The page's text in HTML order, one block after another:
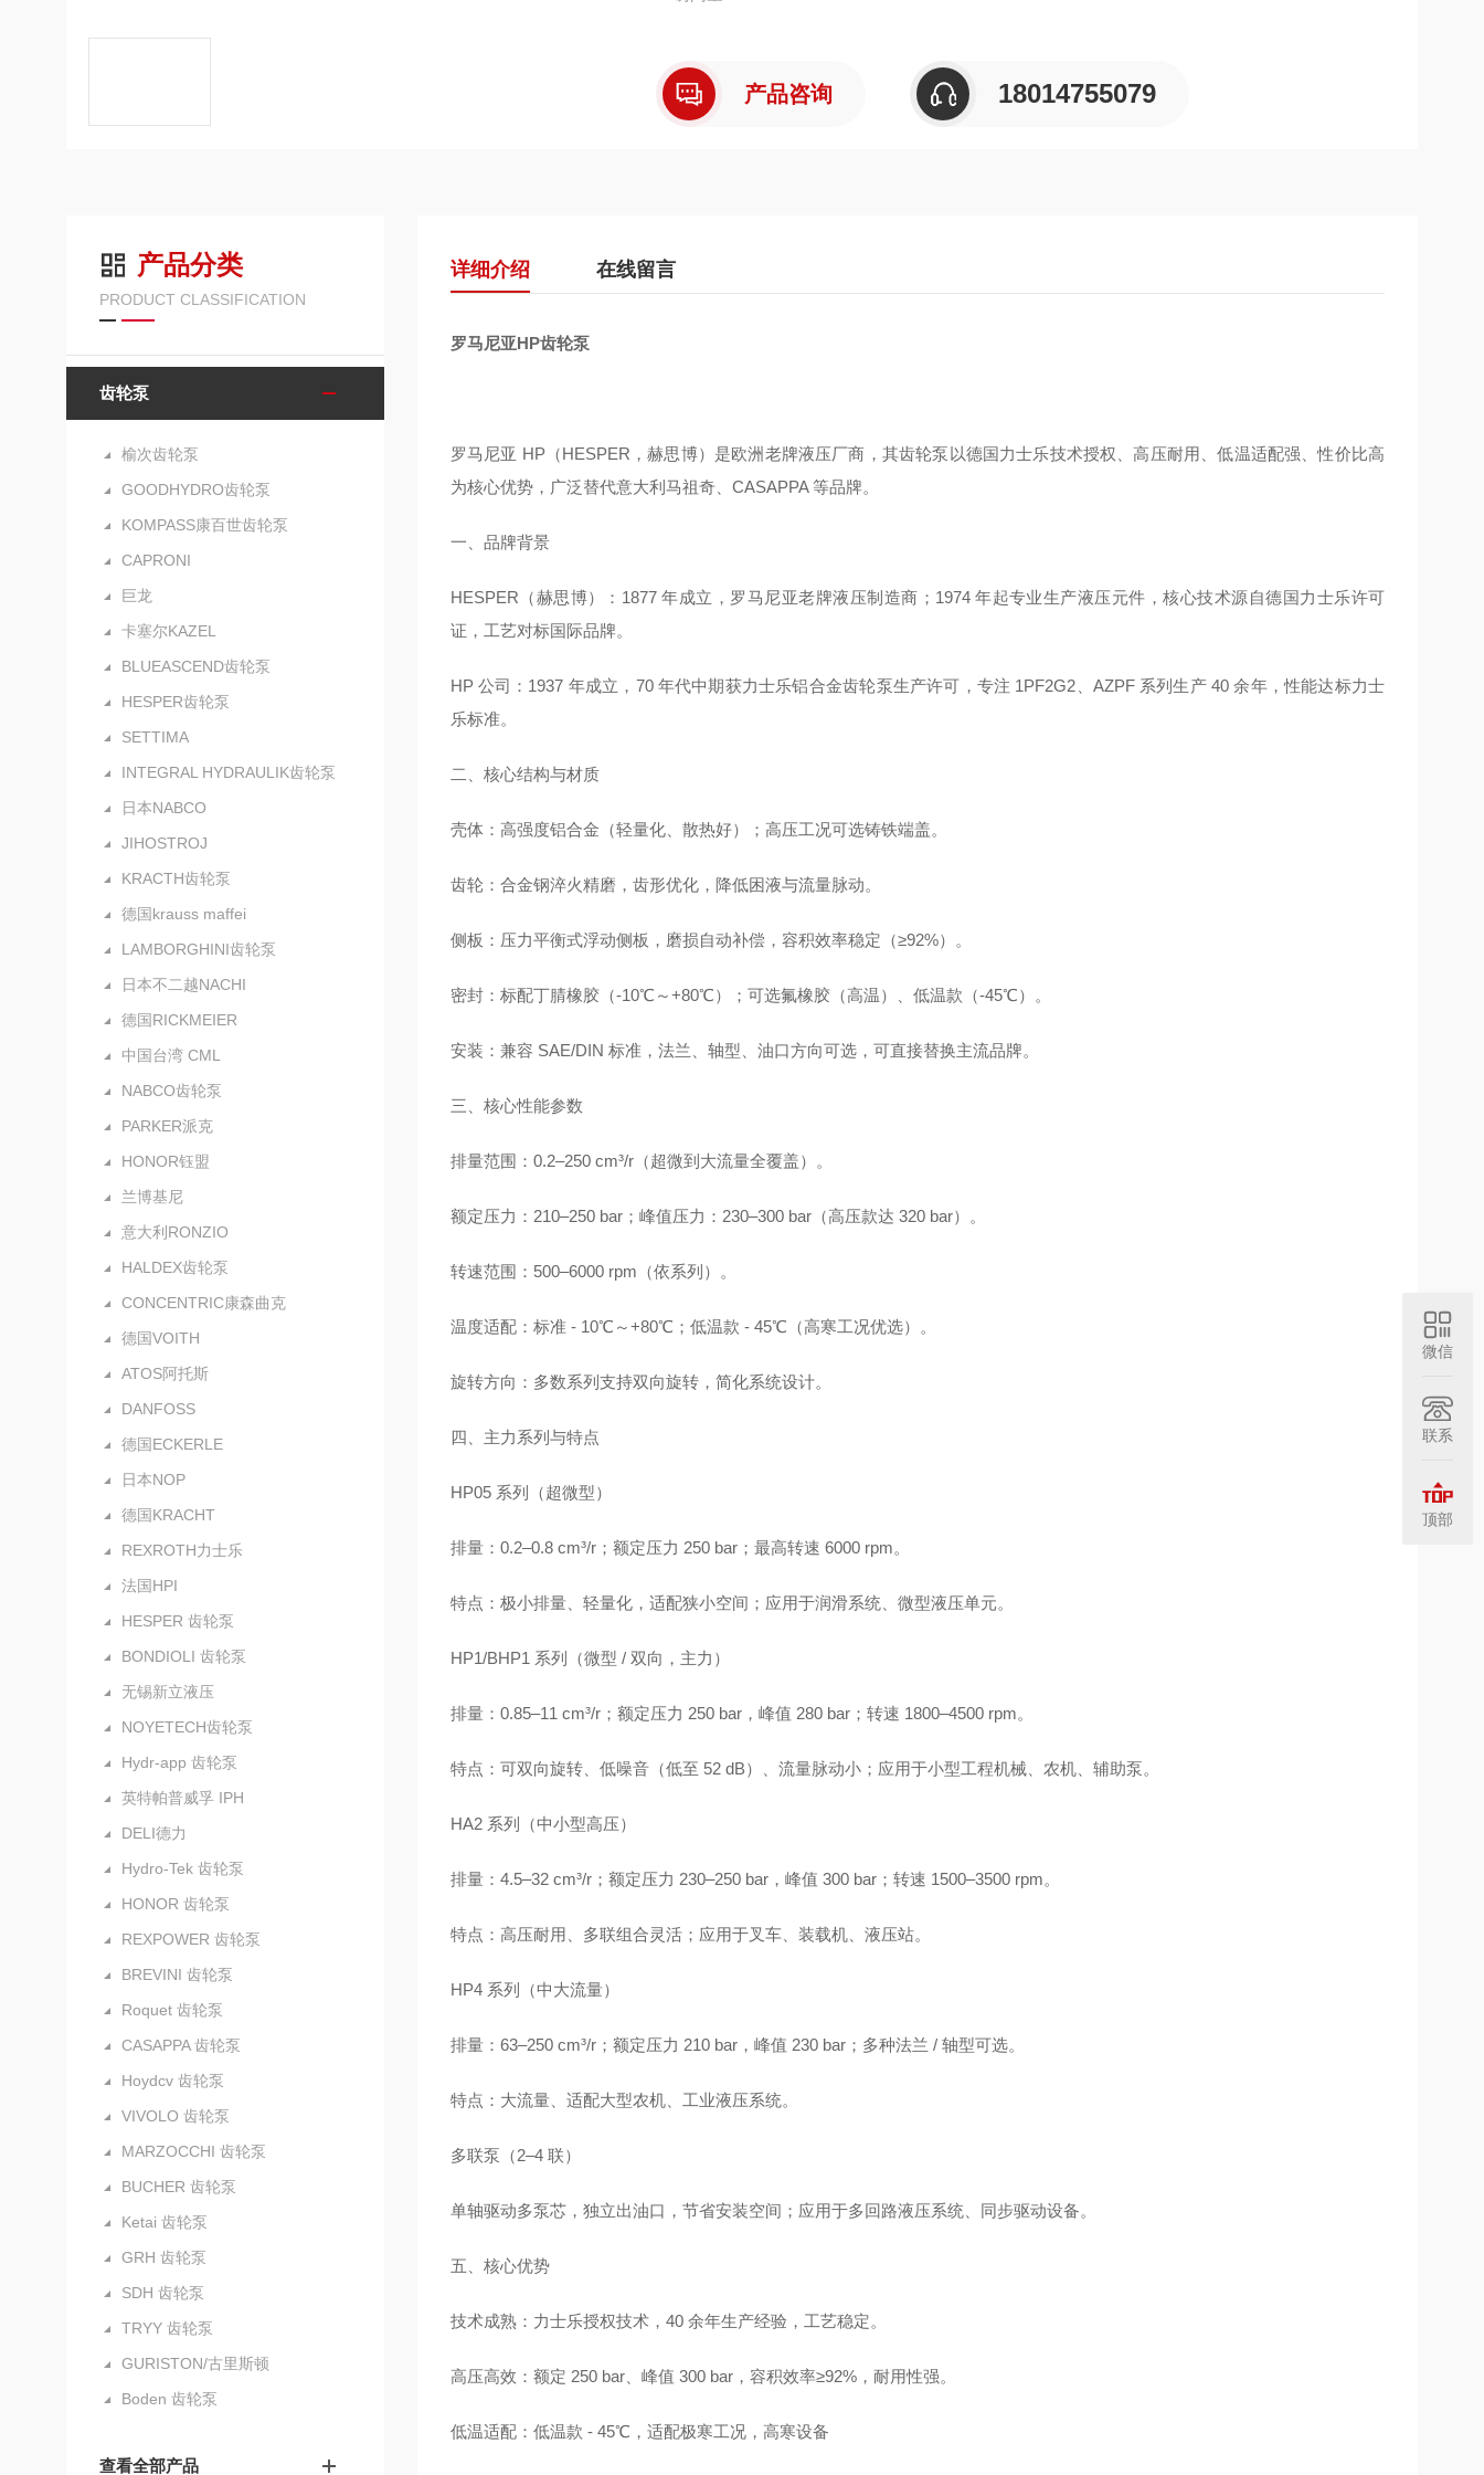
产品咨询 18014755079
产品分类
PRODUCT CLASSIFICATION
齿轮泵
榆次齿轮泵
GOODHYDRO齿轮泵
KOMPASS康百世齿轮泵
CAPRONI
巨龙
卡塞尔KAZEL
BLUEASCEND齿轮泵
HESPER齿轮泵
SETTIMA
INTEGRAL HYDRAULIK齿轮泵
日本NABCO
JIHOSTROJ
KRACTH齿轮泵
德国krauss maffei
LAMBORGHINI齿轮泵
日本不二越NACHI
德国RICKMEIER
中国台湾 CML
NABCO齿轮泵
PARKER派克
HONOR钰盟
兰博基尼
意大利RONZIO
HALDEX齿轮泵
CONCENTRIC康森曲克
德国VOITH
ATOS阿托斯
DANFOSS
德国ECKERLE
日本NOP
德国KRACHT
REXROTH力士乐
法国HPI
HESPER 齿轮泵
BONDIOLI 齿轮泵
无锡新立液压
NOYETECH齿轮泵
Hydr-app 齿轮泵
英特帕普威孚 IPH
DELI德力
Hydro-Tek 齿轮泵
HONOR 齿轮泵
REXPOWER 齿轮泵
BREVINI 齿轮泵
Roquet 齿轮泵
CASAPPA 齿轮泵
Hoydcv 齿轮泵
VIVOLO 齿轮泵
MARZOCCHI 齿轮泵
BUCHER 齿轮泵
Ketai 齿轮泵
GRH 齿轮泵
SDH 齿轮泵
TRYY 齿轮泵
GURISTON/古里斯顿
Boden 齿轮泵
查看全部产品
详细介绍 在线留言
罗马尼亚HP齿轮泵
罗马尼亚 HP（HESPER，赫思博）是欧洲老牌液压厂商，其齿轮泵以德国力士乐技术授权、高压耐用、低温适配强、性价比高
为核心优势，广泛替代意大利马祖奇、CASAPPA 等品牌。
一、品牌背景
HESPER（赫思博）：1877 年成立，罗马尼亚老牌液压制造商；1974 年起专业生产液压元件，核心技术源自德国力士乐许可
证，工艺对标国际品牌。
HP 公司：1937 年成立，70 年代中期获力士乐铝合金齿轮泵生产许可，专注 1PF2G2、AZPF 系列生产 40 余年，性能达标力士
乐标准。
二、核心结构与材质
壳体：高强度铝合金（轻量化、散热好）；高压工况可选铸铁端盖。
齿轮：合金钢淬火精磨，齿形优化，降低困液与流量脉动。
侧板：压力平衡式浮动侧板，磨损自动补偿，容积效率稳定（≥92%）。
密封：标配丁腈橡胶（-10℃～+80℃）；可选氟橡胶（高温）、低温款（-45℃）。
安装：兼容 SAE/DIN 标准，法兰、轴型、油口方向可选，可直接替换主流品牌。
三、核心性能参数
排量范围：0.2–250 cm³/r（超微到大流量全覆盖）。
额定压力：210–250 bar；峰值压力：230–300 bar（高压款达 320 bar）。
转速范围：500–6000 rpm（依系列）。
温度适配：标准 - 10℃～+80℃；低温款 - 45℃（高寒工况优选）。
旋转方向：多数系列支持双向旋转，简化系统设计。
四、主力系列与特点
HP05 系列（超微型）
排量：0.2–0.8 cm³/r；额定压力 250 bar；最高转速 6000 rpm。
特点：极小排量、轻量化，适配狭小空间；应用于润滑系统、微型液压单元。
HP1/BHP1 系列（微型 / 双向，主力）
排量：0.85–11 cm³/r；额定压力 250 bar，峰值 280 bar；转速 1800–4500 rpm。
特点：可双向旋转、低噪音（低至 52 dB）、流量脉动小；应用于小型工程机械、农机、辅助泵。
HA2 系列（中小型高压）
排量：4.5–32 cm³/r；额定压力 230–250 bar，峰值 300 bar；转速 1500–3500 rpm。
特点：高压耐用、多联组合灵活；应用于叉车、装载机、液压站。
HP4 系列（中大流量）
排量：63–250 cm³/r；额定压力 210 bar，峰值 230 bar；多种法兰 / 轴型可选。
特点：大流量、适配大型农机、工业液压系统。
多联泵（2–4 联）
单轴驱动多泵芯，独立出油口，节省安装空间；应用于多回路液压系统、同步驱动设备。
五、核心优势
技术成熟：力士乐授权技术，40 余年生产经验，工艺稳定。
高压高效：额定 250 bar、峰值 300 bar，容积效率≥92%，耐用性强。
低温适配：低温款 - 45℃，适配极寒工况，高寒设备
微信
联系
顶部